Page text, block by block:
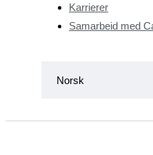
Karrierer
Samarbeid med